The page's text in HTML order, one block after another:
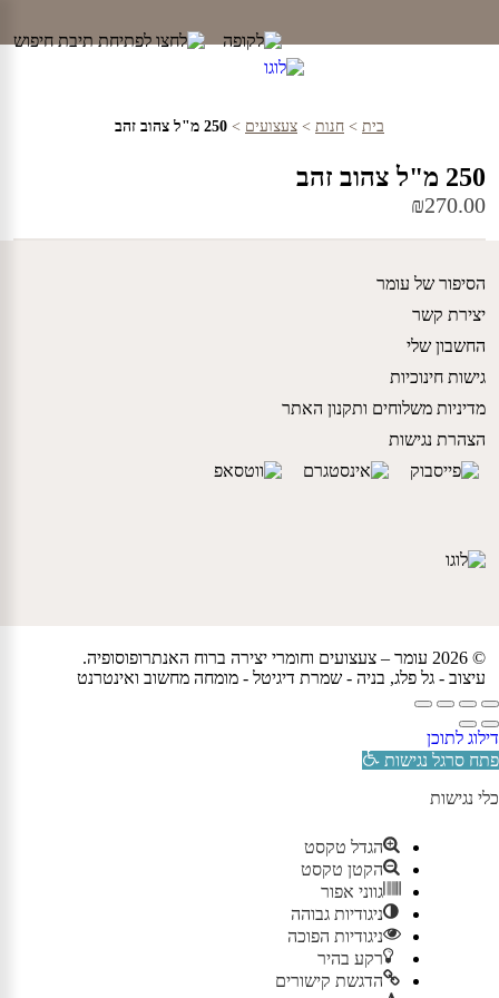
content
בית > חנות > צעצועים > 250 מ"ל צהוב זהב
250 מ"ל צהוב זהב
₪270.00
הסיפור של עומר
יצירת קשר
החשבון שלי
גישות חינוכיות
מדיניות משלוחים ותקנון האתר
הצהרת נגישות
© 2026 עומר – צעצועים וחומרי יצירה ברוח האנתרופוסופיה.
עיצוב - גל פלג, בניה - שמרת דיגיטל - מומחה מחשוב ואינטרנט
דילוג לתוכן
פתח סרגל נגישות
כלי נגישות
הגדל טקסט
הקטן טקסט
גווני אפור
ניגודיות גבוהה
ניגודיות הפוכה
רקע בהיר
הדגשת קישורים